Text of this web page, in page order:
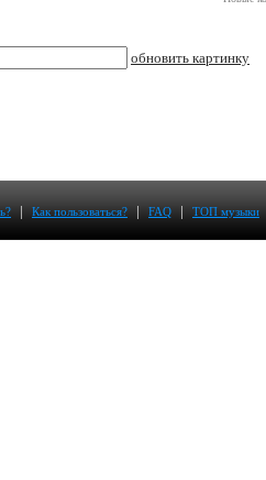
обновить картинку
| Как пользоваться? | FAQ | ТОП музыки